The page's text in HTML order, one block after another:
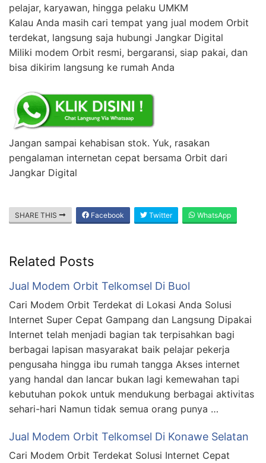
pelajar, karyawan, hingga pelaku UMKM
Kalau Anda masih cari tempat yang jual modem Orbit
terdekat, langsung saja hubungi Jangkar Digital
Miliki modem Orbit resmi, bergaransi, siap pakai, dan
bisa dikirim langsung ke rumah Anda
Jangan sampai kehabisan stok. Yuk, rasakan
pengalaman internetan cepat bersama Orbit dari
Jangkar Digital
SHARE THIS Facebook Twitter WhatsApp
Related Posts
Jual Modem Orbit Telkomsel Di Buol
Cari Modem Orbit Terdekat di Lokasi Anda Solusi
Internet Super Cepat Gampang dan Langsung Dipakai
Internet telah menjadi bagian tak terpisahkan bagi
berbagai lapisan masyarakat baik pelajar pekerja
pengusaha hingga ibu rumah tangga Akses internet
yang handal dan lancar bukan lagi kemewahan tapi
kebutuhan pokok untuk mendukung berbagai aktivitas
sehari-hari Namun tidak semua orang punya …
Jual Modem Orbit Telkomsel Di Konawe Selatan
Cari Modem Orbit Terdekat Solusi Internet Cepat